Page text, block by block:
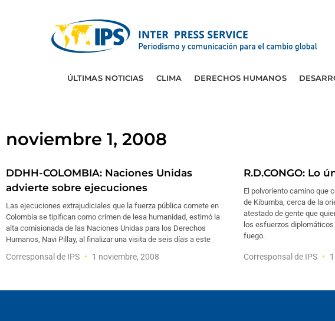
ÚLTIMAS NOTICIAS CLIMA DERECHOS HUMANOS
noviembre 1, 2008
DDHH-COLOMBIA: Naciones Unidas
advierte sobre ejecuciones
Las ejecuciones extrajudiciales que la fuerza pública comete en
Colombia se tipifican como crimen de lesa humanidad, estimó la
alta comisionada de las Naciones Unidas para los Derechos
Humanos, Navi Pillay, al finalizar una visita de seis días a este
Corresponsal de IPS 1 noviembre, 2008
R.D.CONGO: Lo
El polvoriento camino que
de Kibumba, cerca de la
atestado de gente que
los esfuerzos
fuego.
Corresponsal de IPS